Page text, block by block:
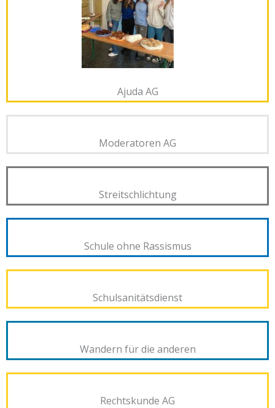
Ajuda AG
Moderatoren AG
Streitschlichtung
Schule ohne Rassismus
Schulsanitätsdienst
Wandern für die anderen
Rechtskunde AG